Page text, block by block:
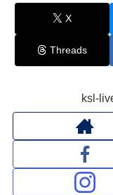
X
Threads
ksl-